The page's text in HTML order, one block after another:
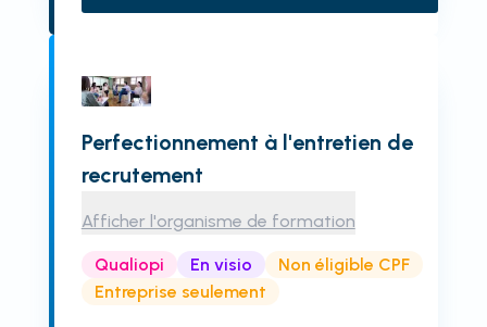
Perfectionnement à l'entretien de
recrutement
Afficher l'organisme de formation
Qualiopi En visio
Non éligible CPF
Entreprise seulement